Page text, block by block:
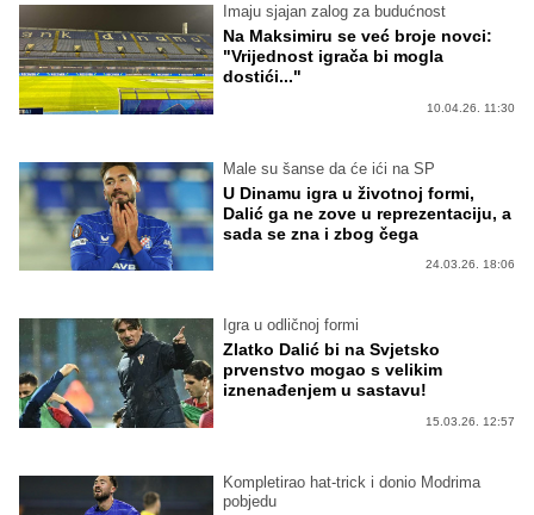
Imaju sjajan zalog za budućnost
Na Maksimiru se već broje novci:
"Vrijednost igrača bi mogla
dostići..."
10.04.26. 11:30
Male su šanse da će ići na SP
U Dinamu igra u životnoj formi,
Dalić ga ne zove u reprezentaciju, a
sada se zna i zbog čega
24.03.26. 18:06
Igra u odličnoj formi
Zlatko Dalić bi na Svjetsko
prvenstvo mogao s velikim
iznenađenjem u sastavu!
15.03.26. 12:57
Kompletirao hat-trick i donio Modrima
pobjedu